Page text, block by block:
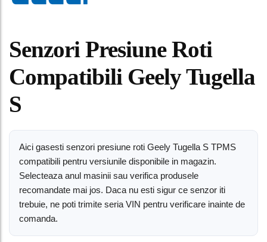
Senzori Presiune Roti
Compatibili Geely Tugella
S
Aici gasesti senzori presiune roti Geely Tugella S TPMS
compatibili pentru versiunile disponibile in magazin.
Selecteaza anul masinii sau verifica produsele
recomandate mai jos. Daca nu esti sigur ce senzor iti
trebuie, ne poti trimite seria VIN pentru verificare inainte de
comanda.